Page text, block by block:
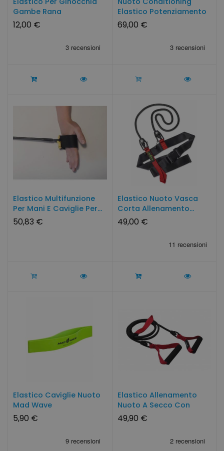
Gambe Rana
Swimmershop...
12,00 €
Elastico Potenziamento
SLIDE
69,00 €
Elastico Multifunzione
Per Mani E Caviglie Per...
50,83 €
Elastico Nuoto Vasca
Corta Allenamento...
49,00 €
Elastico Caviglie Nuoto
Mad Wave
5,90 €
Elastico Allenamento
Nuoto A Secco Con
Maniglie
49,90 €